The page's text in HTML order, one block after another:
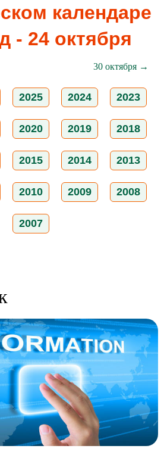
календаре
- 24 октября
30 октября →
2025 2024 2023
2020 2019 2018
2015 2014 2013
2010 2009 2008
2007